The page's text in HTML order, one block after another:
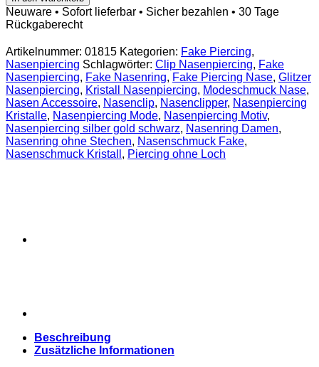
zum
Klemmen
diverse
Motive
mit
Kristallen
Menge
Neuware • Sofort lieferbar • Sicher bezahlen • 30 Tage
Rückgaberecht
Artikelnummer: 01815 Kategorien: Fake Piercing,
Nasenpiercing Schlagwörter: Clip Nasenpiercing, Fake
Nasenpiercing, Fake Nasenring, Fake Piercing Nase, Glitzer
Nasenpiercing, Kristall Nasenpiercing, Modeschmuck Nase,
Nasen Accessoire, Nasenclip, Nasenclipper, Nasenpiercing
Kristalle, Nasenpiercing Mode, Nasenpiercing Motiv,
Nasenpiercing silber gold schwarz, Nasenring Damen,
Nasenring ohne Stechen, Nasenschmuck Fake,
Nasenschmuck Kristall , Piercing ohne Loch
Beschreibung
Zusätzliche Informationen